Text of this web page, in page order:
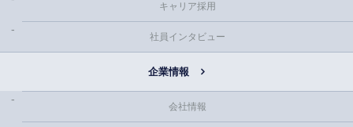
キャリア採用
社員インタビュー
企業情報
会社情報